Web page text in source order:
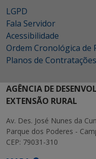
LGPD
Fala Servidor
Acessibilidade
Ordem Cronológica de
Planos de
AGÊNCIA DE
EXTENSÃO RURAL
Av. Des. José Nunes da
Parque dos Poderes -
CEP: 79031-310